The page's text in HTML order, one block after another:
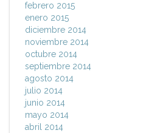
febrero 2015
enero 2015
diciembre 2014
noviembre 2014
octubre 2014
septiembre 2014
agosto 2014
julio 2014
junio 2014
mayo 2014
abril 2014